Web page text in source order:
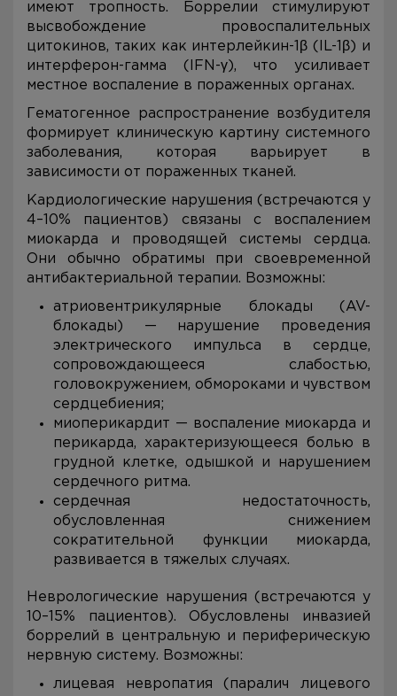
имеют тропность. Боррелии стимулируют
высвобождение провоспалительных
цитокинов, таких как интерлейкин-1β (IL-1β) и
интерферон-гамма (IFN-γ), что усиливает
местное воспаление в пораженных органах.
Гематогенное распространение возбудителя
формирует клиническую картину системного
заболевания, которая варьирует в
зависимости от пораженных тканей.
Кардиологические нарушения (встречаются у
4–10% пациентов) связаны с воспалением
миокарда и проводящей системы сердца.
Они обычно обратимы при своевременной
антибактериальной терапии. Возможны:
атриовентрикулярные блокады (AV-
блокады) — нарушение проведения
электрического импульса в сердце,
сопровождающееся слабостью,
головокружением, обмороками и чувством
сердцебиения;
миоперикардит — воспаление миокарда и
перикарда, характеризующееся болью в
грудной клетке, одышкой и нарушением
сердечного ритма.
сердечная недостаточность,
обусловленная снижением
сократительной функции миокарда,
развивается в тяжелых случаях.
Неврологические нарушения (встречаются у
10–15% пациентов). Обусловлены инвазией
боррелий в центральную и периферическую
нервную систему. Возможны:
лицевая невропатия (паралич лицевого